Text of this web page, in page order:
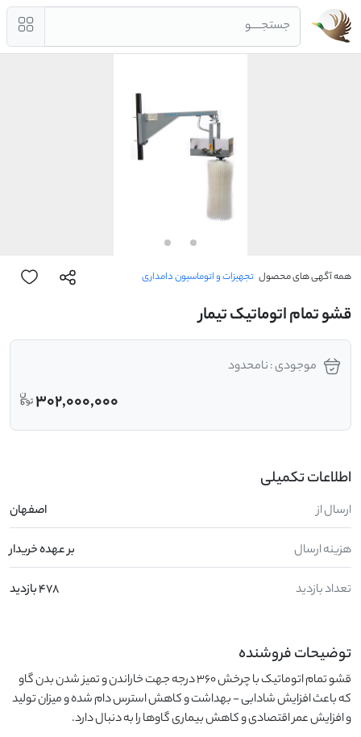
جستجــــو
همه آگهی های محصول تجهیزات و اتوماسیون دامداری
قشو تمام اتوماتیک تیمار
موجودی : نامحدود
302,000,000
اطلاعات تکمیلی
ارسال از اصفهان
هزینه ارسال بر عهده خریدار
تعداد بازدید 478 بازدید
توضیحات فروشنده
و افزایش عمر اقتصادی و کاهش بیماری گاوها را به دنبال دارد.